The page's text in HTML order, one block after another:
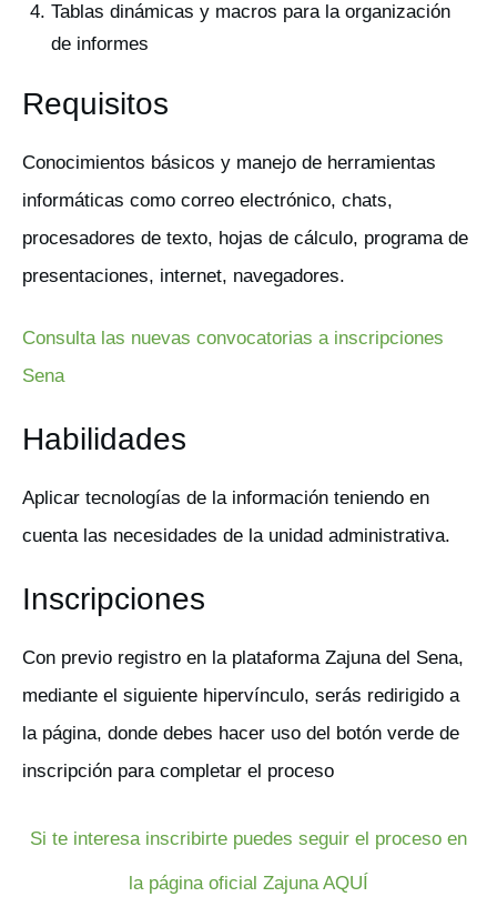
Tablas dinámicas y macros para la organización
de informes
Requisitos
Conocimientos básicos y manejo de herramientas
informáticas como correo electrónico, chats,
procesadores de texto, hojas de cálculo, programa de
presentaciones, internet, navegadores.
Consulta las nuevas convocatorias a inscripciones
Sena
Habilidades
Aplicar tecnologías de la información teniendo en
cuenta las necesidades de la unidad administrativa.
Inscripciones
Con previo registro en la plataforma Zajuna del Sena,
mediante el siguiente hipervínculo, serás redirigido a
la página, donde debes hacer uso del botón verde de
inscripción para completar el proceso
Si te interesa inscribirte puedes seguir el proceso en
la página oficial Zajuna AQUÍ